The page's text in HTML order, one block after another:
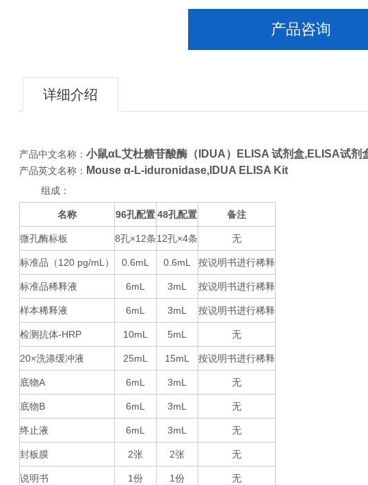
产品咨询
详细介绍
产品中文名称： 小鼠αL艾杜糖苷酸酶（IDUA）ELISA 试剂盒,ELISA试剂
产品英文名称： Mouse α-L-iduronidase,IDUA ELISA Kit
组成：
名称 96孔配置 48孔配置 备注
微孔酶标板 8孔×12条 12孔×4条 无
标准品（120 pg/mL ） 0.6mL 0.6mL 按说明书进行稀释
标准品稀释液 6mL 3mL 按说明书进行稀释
样本稀释液 6mL 3mL 按说明书进行稀释
检测抗体-HRP 10mL 5mL 无
20×洗涤缓冲液 25mL 15mL 按说明书进行稀释
底物A 6mL 3mL 无
底物B 6mL 3mL 无
终止液 6mL 3mL 无
封板膜 2张 2张 无
说明书 1 份 1 份 无